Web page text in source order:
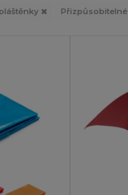
Přizpůsobitelné